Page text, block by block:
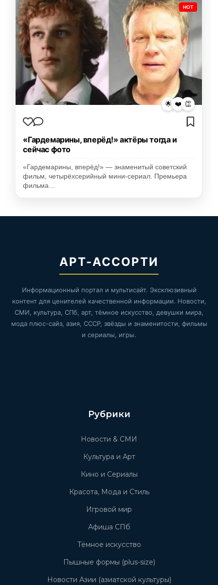
HOT
🌟 ❤️ 👏
«Гардемарины, вперёд!» актёры тогда и
сейчас фото
«Гардемарины, вперёд!» — знаменитый советский
фильм, четырёхсерийный мини-сериал. Премьера
фильма…
АРТ-АССОРТИ
Информационный портал и мультисайт. Эксклюзивный
контент для ценителей качественной информации. Новости,
СМИ, культура, СПб, арт, тёмное искусство, девушки мира,
мода плюс-сайз, азия, СССР, звёзды и знаменитости, фильмы
и сериалы, игры.
Рубрики
Новости & СМИ
Культура и Арт
Кино и Сериалы
Красота, Мода и Стиль
Игровой мир
Афиша СПб
Тёмное искусство
Пышные формы (plus-size)
Новости Азии (азиатской культуры)